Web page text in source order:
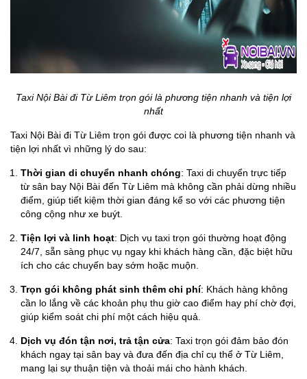
Taxi Nội Bài đi Từ Liêm trọn gói là phương tiện nhanh và tiện lợi
nhất
Taxi Nội Bài đi Từ Liêm trọn gói được coi là phương tiện nhanh và
tiện lợi nhất vì những lý do sau:
Thời gian di chuyển nhanh chóng: Taxi di chuyển trực tiếp
từ sân bay Nội Bài đến Từ Liêm mà không cần phải dừng nhiều
điểm, giúp tiết kiệm thời gian đáng kể so với các phương tiện
công cộng như xe buýt.
Tiện lợi và linh hoạt: Dịch vụ taxi trọn gói thường hoạt động
24/7, sẵn sàng phục vụ ngay khi khách hàng cần, đặc biệt hữu
ích cho các chuyến bay sớm hoặc muộn.
Trọn gói không phát sinh thêm chi phí: Khách hàng không
cần lo lắng về các khoản phụ thu giờ cao điểm hay phí chờ đợi,
giúp kiểm soát chi phí một cách hiệu quả.
Dịch vụ đón tận nơi, trả tận cửa: Taxi trọn gói đảm bảo đón
khách ngay tại sân bay và đưa đến địa chỉ cụ thể ở Từ Liêm,
mang lại sự thuận tiện và thoải mái cho hành khách.